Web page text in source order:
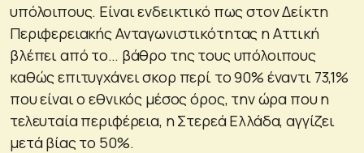
υπόλοιπους. Είναι ενδεικτικό πως στον Δείκτη
Περιφερειακής Ανταγωνιστικότητας η Αττική
βλέπει από το… βάθρο της τους υπόλοιπους
καθώς επιτυγχάνει σκορ περί το 90% έναντι 73,1%
που είναι ο εθνικός μέσος όρος, την ώρα που η
τελευταία περιφέρεια, η Στερεά Ελλάδα, αγγίζει
μετά βίας το 50%.